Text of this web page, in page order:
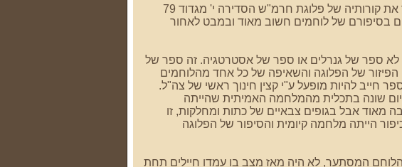
" ששלחת לי המתאר את קורותיה של פלוגת חרמ"ש הסדירה י' מגדוד 79
בסיפורם של לוחמים חשוב מאוד ובמבט לאחור
ספר של גנרלים או ספר של אסטרטגיה. זה ספר של
הפיזור של הפלוגה והשאיפה של כל אחד מהלוחמים
חייב להיות מופעל ע"י קצין חינוך ראשי של צה"ל.
שונה בתכלית מהמלחמה האמיתית שהייתה
אבל בגופים צבאיים של כתות ומחלקות, זו
הייתה מלחמה קיומית והסיפור של הפלוגה
המסתער, לא היה מאז מצב בו עמדו חיילים תחת